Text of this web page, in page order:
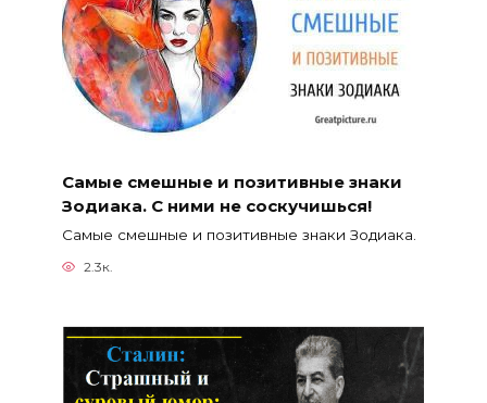
Самые смешные и позитивные знаки
Зодиака. С ними не соскучишься!
Самые смешные и позитивные знаки Зодиака.
2.3к.